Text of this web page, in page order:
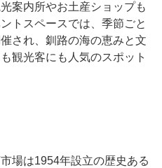
案内所やお土産ショップも
トスペースでは、季節ごと
され、釧路の海の恵みと文
観光客にも人気のスポット
場は1954年設立の歴史ある